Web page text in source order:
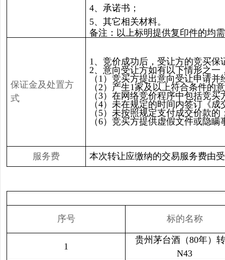
4、承诺书；
5、其它相关材料。
备注：以上标明提供复印件的均
保证金及处置方
式
1、竞价成功后，受让方的竞买
2、意向受让方如有以下情形之
（1）竞买方提出意向受让申请
（2）产生1家及以上符合条件的
（3）在网络竞价程序中包括竞
（4）未在规定的时间内签订《
（5）未按照规定支付成交价款的
（6）竞买方提供虚假文件或隐
服务费 本次转让应缴纳的交易服务费由
序号 标的名称
1
贵州茅台酒（80年）
N43